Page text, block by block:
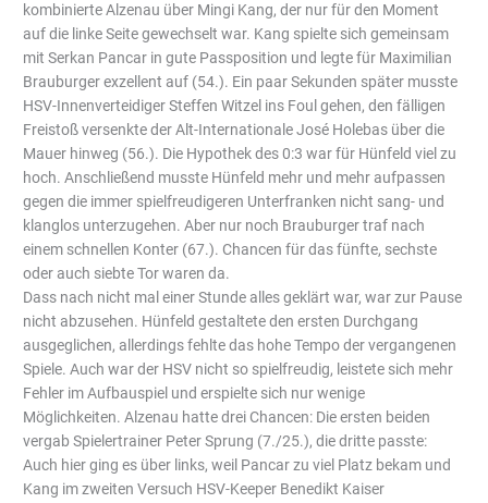
kombinierte Alzenau über Mingi Kang, der nur für den Moment
auf die linke Seite gewechselt war. Kang spielte sich gemeinsam
mit Serkan Pancar in gute Passposition und legte für Maximilian
Brauburger exzellent auf (54.). Ein paar Sekunden später musste
HSV-Innenverteidiger Steffen Witzel ins Foul gehen, den fälligen
Freistoß versenkte der Alt-Internationale José Holebas über die
Mauer hinweg (56.). Die Hypothek des 0:3 war für Hünfeld viel zu
hoch. Anschließend musste Hünfeld mehr und mehr aufpassen
gegen die immer spielfreudigeren Unterfranken nicht sang- und
klanglos unterzugehen. Aber nur noch Brauburger traf nach
einem schnellen Konter (67.). Chancen für das fünfte, sechste
oder auch siebte Tor waren da.
Dass nach nicht mal einer Stunde alles geklärt war, war zur Pause
nicht abzusehen. Hünfeld gestaltete den ersten Durchgang
ausgeglichen, allerdings fehlte das hohe Tempo der vergangenen
Spiele. Auch war der HSV nicht so spielfreudig, leistete sich mehr
Fehler im Aufbauspiel und erspielte sich nur wenige
Möglichkeiten. Alzenau hatte drei Chancen: Die ersten beiden
vergab Spielertrainer Peter Sprung (7./25.), die dritte passte:
Auch hier ging es über links, weil Pancar zu viel Platz bekam und
Kang im zweiten Versuch HSV-Keeper Benedikt Kaiser